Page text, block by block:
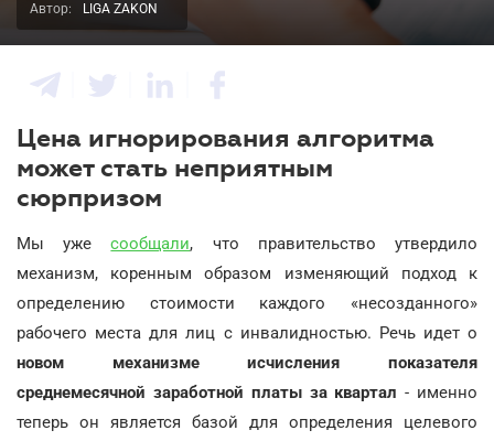
Автор: LIGA ZAKON
Цена игнорирования алгоритма
может стать неприятным
сюрпризом
Мы ужесообщали, что правительство утвердило
механизм, коренным образом изменяющий подход к
определению стоимости каждого «несозданного»
рабочего места для лиц с инвалидностью. Речь идет о
новом механизме исчисления показателя
среднемесячной заработной платы за квартал - именно
теперь он является базой для определения целевого